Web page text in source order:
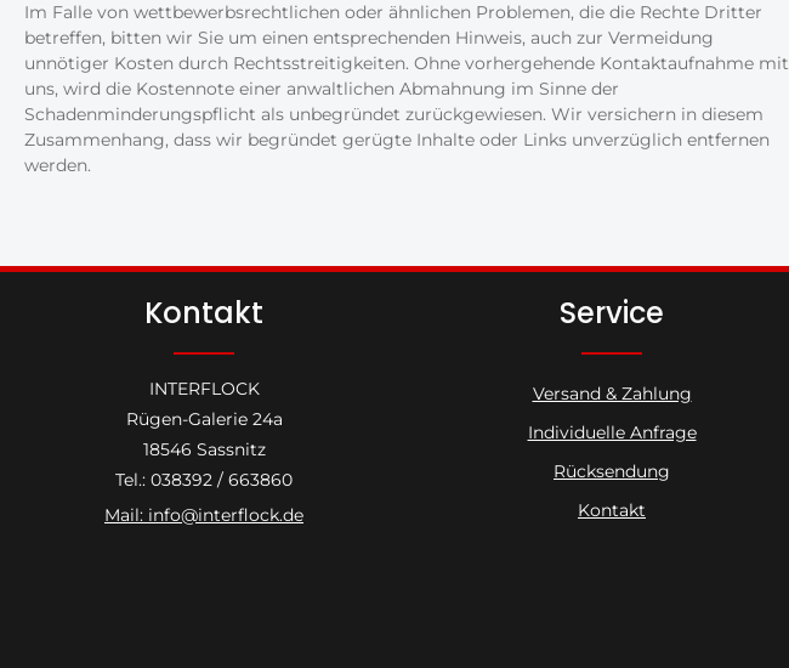
Im Falle von wettbewerbsrechtlichen oder ähnlichen Problemen, die die Rechte Dritter
betreffen, bitten wir Sie um einen entsprechenden Hinweis, auch zur Vermeidung
unnötiger Kosten durch Rechtsstreitigkeiten. Ohne vorhergehende Kontaktaufnahme mit
uns, wird die Kostennote einer anwaltlichen Abmahnung im Sinne der
Schadenminderungspflicht als unbegründet zurückgewiesen. Wir versichern in diesem
Zusammenhang, dass wir begründet gerügte Inhalte oder Links unverzüglich entfernen
werden.
Kontakt
INTERFLOCK
Rügen-Galerie 24a
18546 Sassnitz
Tel.: 038392 / 663860
Mail: info@interflock.de
Service
Versand & Zahlung
Individuelle Anfrage
Rücksendung
Kontakt